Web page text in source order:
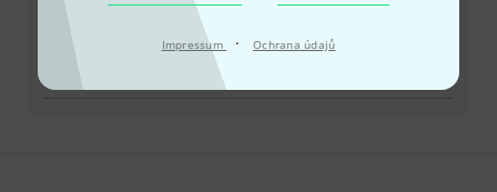
Impressum · Ochrana údajů